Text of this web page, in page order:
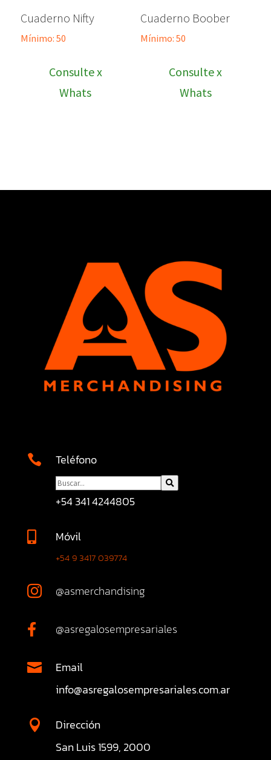
Cuaderno Nifty
Mínimo: 50
Consulte x
Whats
Cuaderno Boober
Mínimo: 50
Consulte x
Whats
 Teléfono
+54 341 4244805
 Móvil
+54 9 3417 039774
 @asmerchandising
 @asregalosempresariales

Email
info@asregalosempresariales.com.ar

Dirección
San Luis 1599, 2000